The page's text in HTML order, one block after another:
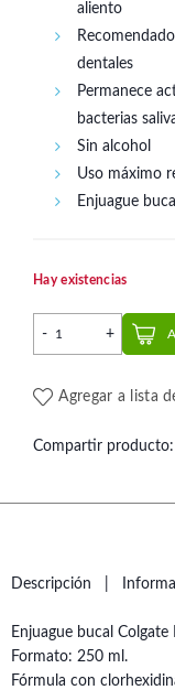
aliento
dentales
Permanece
bacterias
Sin alcohol
Uso máximo
Enjuague
Hay existencias
Enjuague
Agregar a lista
Compartir producto
Descripción
Enjuague bucal Colgate
Formato: 250 ml.
Fórmula con